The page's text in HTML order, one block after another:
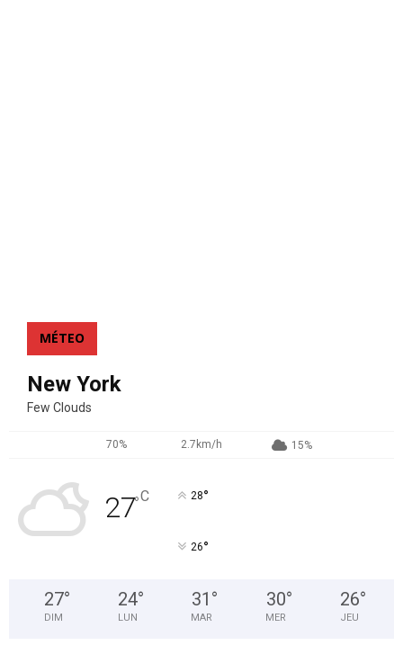
MÉTEO
New York
Few Clouds
70% 2.7km/h 15%
27°C 28°
26°
27°
DIM
24°
LUN
31 °
MAR
30°
MER
26°
JEU